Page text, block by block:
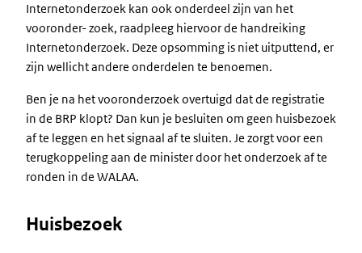
Internetonderzoek kan ook onderdeel zijn van het
vooronder- zoek, raadpleeg hiervoor de handreiking
Internetonderzoek. Deze opsomming is niet uitputtend, er
zijn wellicht andere onderdelen te benoemen.
Ben je na het vooronderzoek overtuigd dat de registratie
in de BRP klopt? Dan kun je besluiten om geen huisbezoek
af te leggen en het signaal af te sluiten. Je zorgt voor een
terugkoppeling aan de minister door het onderzoek af te
ronden in de WALAA.
Huisbezoek